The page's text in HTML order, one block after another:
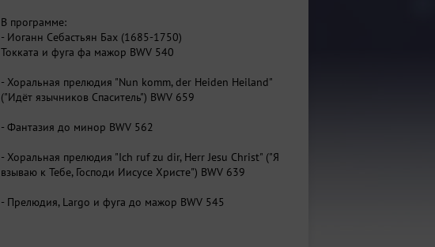
В программе:
- Иоганн Себастьян Бах (1685-1750)
Токката и фуга фа мажор BWV 540
- Хоральная прелюдия "Nun komm, der Heiden Heiland"
("Идёт язычников Спаситель") BWV 659
- Фантазия до минор BWV 562
- Хоральная прелюдия "Ich ruf zu dir, Herr Jesu Christ" ("Я
взываю к Тебе, Господи Иисусе Христе") BWV 639
- Прелюдия, Largo и фуга до мажор BWV 545